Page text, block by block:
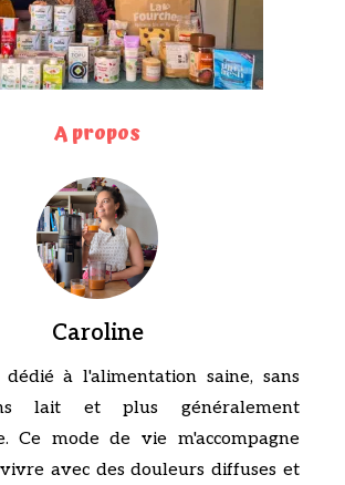
A propos
Caroline
à l'alimentation saine, sans
lait et plus généralement
Ce mode de vie m'accompagne
avec des douleurs diffuses et